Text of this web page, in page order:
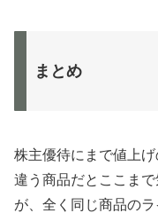
まとめ
株主優待にまで値上げ
違う商品だとここま
が、全く同じ商品の